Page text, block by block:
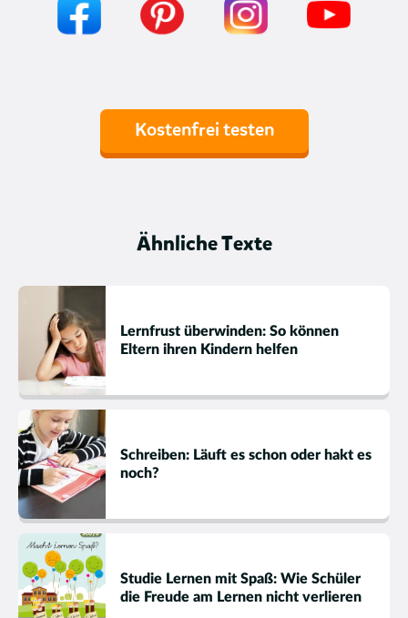
Kostenfrei testen
Ähnliche Texte
Lernfrust überwinden: So können
Eltern ihren Kindern helfen
Schreiben: Läuft es schon oder hakt es
noch?
Studie Lernen mit Spaß: Wie Schüler
die Freude am Lernen nicht verlieren